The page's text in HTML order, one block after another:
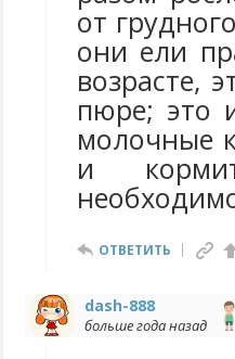
от
они ели
возрасте,
пюре; это
молочные
и
ОТВЕТИТЬ
dash-888
больше года назад